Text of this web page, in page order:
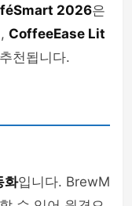
2026은
CoffeeEase Lit
천됩니다.
화입니다. BrewM